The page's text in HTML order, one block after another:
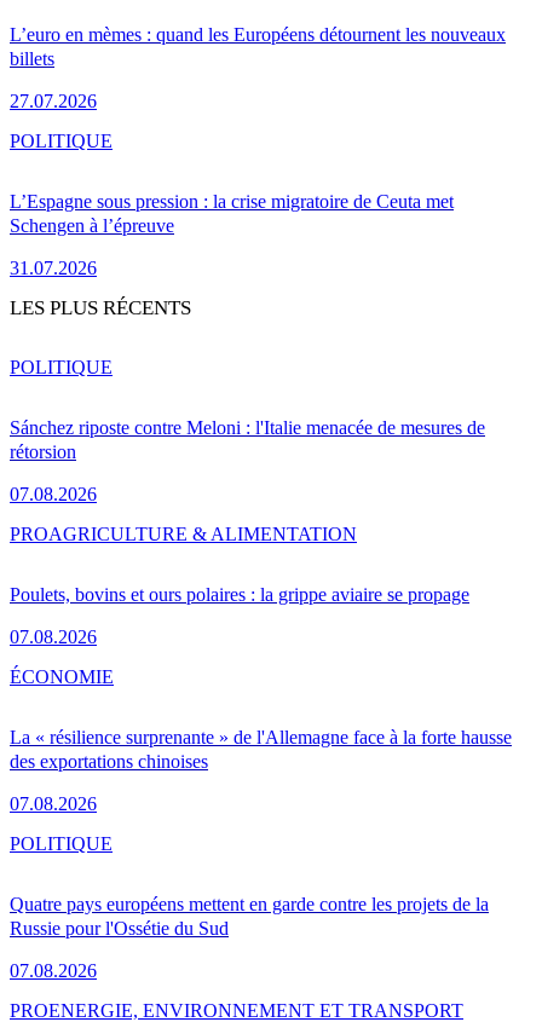
L’euro en mèmes : quand les Européens détournent les nouveaux
billets
27.07.2026
L’Espagne sous pression : la crise migratoire de Ceuta met
Schengen à l’épreuve
31.07.2026
POLITIQUE
LES PLUS RÉCENTS
Sánchez riposte contre Meloni : l'Italie menacée de mesures de
rétorsion
07.08.2026
POLITIQUE
Poulets, bovins et ours polaires : la grippe aviaire se propage
07.08.2026
PROAGRICULTURE & ALIMENTATION
La « résilience surprenante » de l'Allemagne face à la forte hausse
des exportations chinoises
07.08.2026
ÉCONOMIE
Quatre pays européens mettent en garde contre les projets de la
Russie pour l'Ossétie du Sud
07.08.2026
POLITIQUE
PROENERGIE, ENVIRONNEMENT ET TRANSPORT